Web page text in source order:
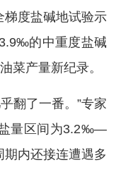
梯度盐碱地试验示
的中重度盐碱
菜产量新纪录。
翻了一番。”专家
盐量区间为3.2‰—
内还接连遭遇多